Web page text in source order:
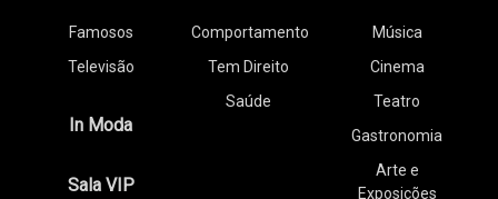
Famosos
Televisão
In Moda
Sala VIP
Comportamento
Tem Direito
Saúde
Música
Cinema
Teatro
Gastronomia
Arte e
Exposições